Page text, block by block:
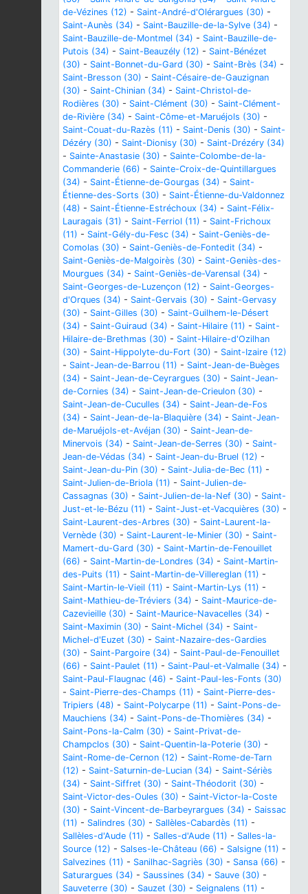
de-Vézines (12) - Saint-André-d'Olérargues (30) -
Saint-Aunès (34) - Saint-Bauzille-de-la-Sylve (34) -
Saint-Bauzille-de-Montmel (34) - Saint-Bauzille-de-
Putois (34) - Saint-Beauzély (12) - Saint-Bénézet
(30) - Saint-Bonnet-du-Gard (30) - Saint-Brès (34) -
Saint-Bresson (30) - Saint-Césaire-de-Gauzignan
(30) - Saint-Chinian (34) - Saint-Christol-de-
Rodières (30) - Saint-Clément (30) - Saint-Clément-
de-Rivière (34) - Saint-Côme-et-Maruéjols (30) -
Saint-Couat-du-Razès (11) - Saint-Denis (30) - Saint-
Dézéry (30) - Saint-Dionisy (30) - Saint-Drézéry (34)
- Sainte-Anastasie (30) - Sainte-Colombe-de-la-
Commanderie (66) - Sainte-Croix-de-Quintillargues
(34) - Saint-Étienne-de-Gourgas (34) - Saint-
Étienne-des-Sorts (30) - Saint-Étienne-du-Valdonnez
(48) - Saint-Étienne-Estréchoux (34) - Saint-Félix-
Lauragais (31) - Saint-Ferriol (11) - Saint-Frichoux
(11) - Saint-Gély-du-Fesc (34) - Saint-Geniès-de-
Comolas (30) - Saint-Geniès-de-Fontedit (34) -
Saint-Geniès-de-Malgoirès (30) - Saint-Geniès-des-
Mourgues (34) - Saint-Geniès-de-Varensal (34) -
Saint-Georges-de-Luzençon (12) - Saint-Georges-
d'Orques (34) - Saint-Gervais (30) - Saint-Gervasy
(30) - Saint-Gilles (30) - Saint-Guilhem-le-Désert
(34) - Saint-Guiraud (34) - Saint-Hilaire (11) - Saint-
Hilaire-de-Brethmas (30) - Saint-Hilaire-d'Ozilhan
(30) - Saint-Hippolyte-du-Fort (30) - Saint-Izaire (12)
- Saint-Jean-de-Barrou (11) - Saint-Jean-de-Buèges
(34) - Saint-Jean-de-Ceyrargues (30) - Saint-Jean-
de-Cornies (34) - Saint-Jean-de-Crieulon (30) -
Saint-Jean-de-Cuculles (34) - Saint-Jean-de-Fos
(34) - Saint-Jean-de-la-Blaquière (34) - Saint-Jean-
de-Maruéjols-et-Avéjan (30) - Saint-Jean-de-
Minervois (34) - Saint-Jean-de-Serres (30) - Saint-
Jean-de-Védas (34) - Saint-Jean-du-Bruel (12) -
Saint-Jean-du-Pin (30) - Saint-Julia-de-Bec (11) -
Saint-Julien-de-Briola (11) - Saint-Julien-de-
Cassagnas (30) - Saint-Julien-de-la-Nef (30) - Saint-
Just-et-le-Bézu (11) - Saint-Just-et-Vacquières (30) -
Saint-Laurent-des-Arbres (30) - Saint-Laurent-la-
Vernède (30) - Saint-Laurent-le-Minier (30) - Saint-
Mamert-du-Gard (30) - Saint-Martin-de-Fenouillet
(66) - Saint-Martin-de-Londres (34) - Saint-Martin-
des-Puits (11) - Saint-Martin-de-Villereglan (11) -
Saint-Martin-le-Vieil (11) - Saint-Martin-Lys (11) -
Saint-Mathieu-de-Tréviers (34) - Saint-Maurice-de-
Cazevieille (30) - Saint-Maurice-Navacelles (34) -
Saint-Maximin (30) - Saint-Michel (34) - Saint-
Michel-d'Euzet (30) - Saint-Nazaire-des-Gardies
(30) - Saint-Pargoire (34) - Saint-Paul-de-Fenouillet
(66) - Saint-Paulet (11) - Saint-Paul-et-Valmalle (34) -
Saint-Paul-Flaugnac (46) - Saint-Paul-les-Fonts (30)
- Saint-Pierre-des-Champs (11) - Saint-Pierre-des-
Tripiers (48) - Saint-Polycarpe (11) - Saint-Pons-de-
Mauchiens (34) - Saint-Pons-de-Thomières (34) -
Saint-Pons-la-Calm (30) - Saint-Privat-de-
Champclos (30) - Saint-Quentin-la-Poterie (30) -
Saint-Rome-de-Cernon (12) - Saint-Rome-de-Tarn
(12) - Saint-Saturnin-de-Lucian (34) - Saint-Sériès
(34) - Saint-Siffret (30) - Saint-Théodorit (30) -
Saint-Victor-des-Oules (30) - Saint-Victor-la-Coste
(30) - Saint-Vincent-de-Barbeyrargues (34) - Saissac
(11) - Salindres (30) - Sallèles-Cabardès (11) -
Sallèles-d'Aude (11) - Salles-d'Aude (11) - Salles-la-
Source (12) - Salses-le-Château (66) - Salsigne (11) -
Salvezines (11) - Sanilhac-Sagriès (30) - Sansa (66) -
Saturargues (34) - Saussines (34) - Sauve (30) -
Sauveterre (30) - Sauzet (30) - Seignalens (11) -